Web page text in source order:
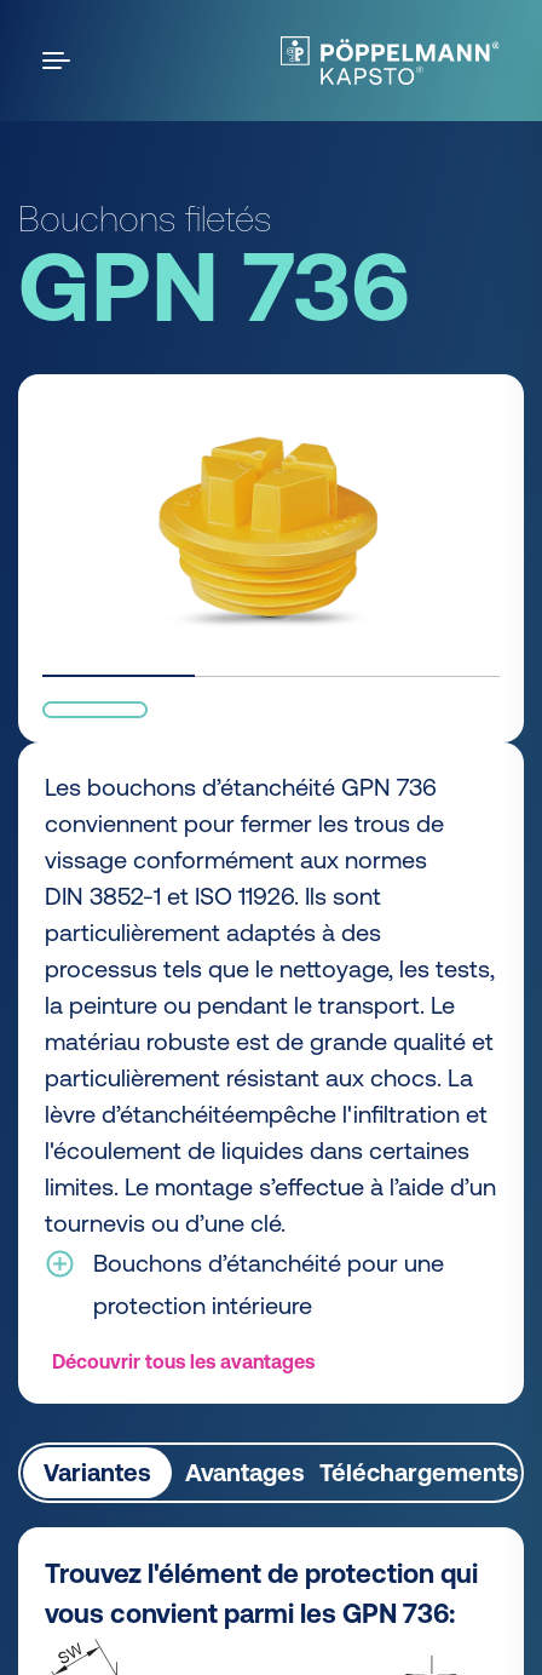
Bouchons filetés
GPN 736
Les bouchons d’étanchéité GPN 736
conviennent pour fermer les trous de
vissage conformément aux normes
DIN 3852-1 et ISO 11926. Ils sont
particulièrement adaptés à des
processus tels que le nettoyage, les tests,
la peinture ou pendant le transport. Le
matériau robuste est de grande qualité et
particulièrement résistant aux chocs. La
lèvre d’étanchéitéempêche l'infiltration et
l'écoulement de liquides dans certaines
limites. Le montage s’effectue à l’aide d’un
tournevis ou d’une clé.
Bouchons d’étanchéité pour une
protection intérieure
Découvrir tous les avantages
Variantes Avantages Téléchargements
Trouvez l'élément de protection qui
vous convient parmi les GPN 736: